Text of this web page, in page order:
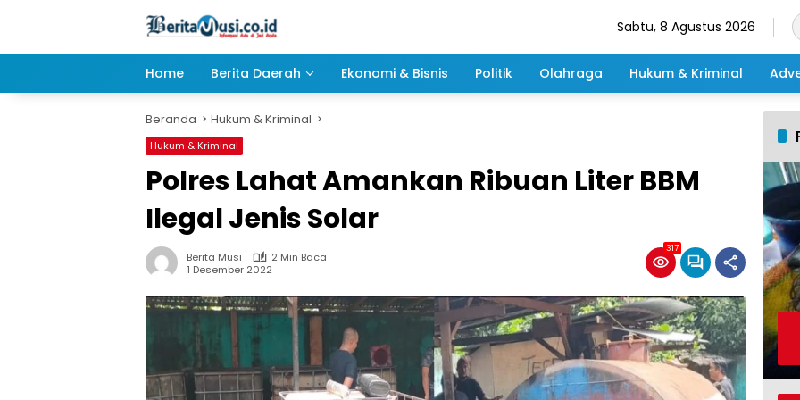
Sabtu, 8 Agustus 2026
Home Berita Daerah Ekonomi & Bisnis Politik Olahraga Hukum & Kriminal
Beranda Hukum & Kriminal
Hukum & Kriminal
Polres Lahat Amankan Ribuan Liter BBM
Ilegal Jenis Solar
Berita Musi
2 Min Baca
1 Desember 2022
317